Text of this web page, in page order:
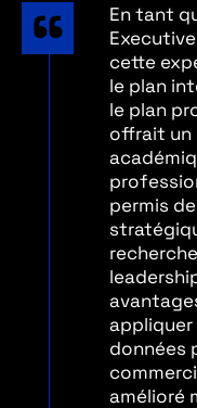
En tant
Executive
cette
le plan
le plan
offrait un
permis
appliquer
données
amélioré